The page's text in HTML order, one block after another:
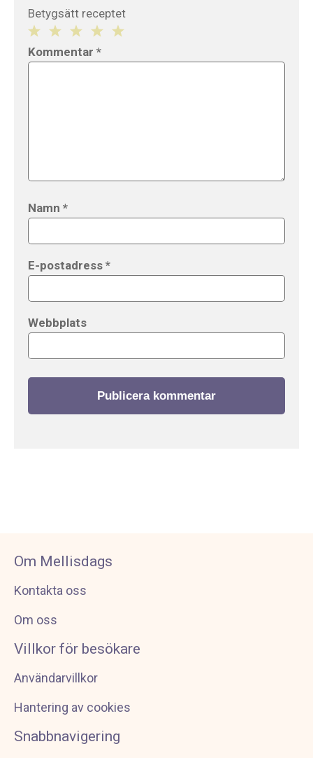
Betygsätt receptet
4
3
2
1
Kommentar *
Namn *
E-postadress *
Webbplats
Om Mellisdags
Kontakta oss
Om oss
Villkor för besökare
Användarvillkor
Hantering av cookies
Snabbnavigering